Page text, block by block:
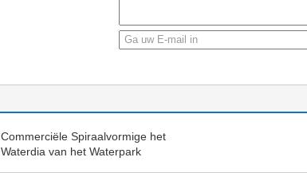
Commerciële Spiraalvormige het
Waterdia van het Waterpark